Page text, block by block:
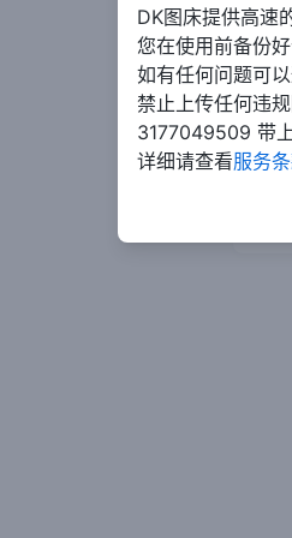
忘
件
邮
DK图床提供高速
您在使用前备份
如有任何问题可
禁止上传任何违
3177049509 带
详细请查看服务